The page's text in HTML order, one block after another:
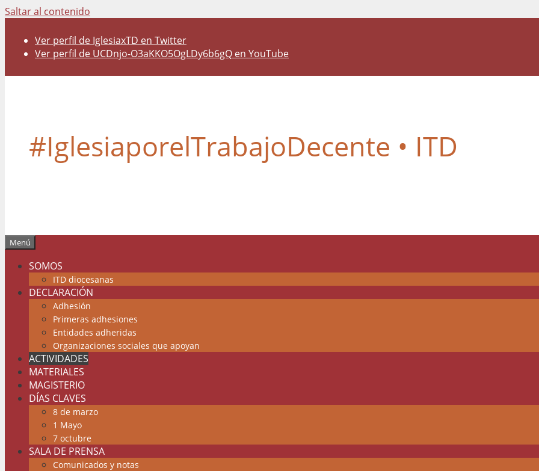
Saltar al contenido
Ver perfil de IglesiaxTD en Twitter
Ver perfil de UCDnjo-O3aKKO5OgLDy6b6gQ en YouTube
#IglesiaporelTrabajoDecente • ITD
Menú
SOMOS
ITD diocesanas
DECLARACIÓN
Adhesión
Primeras adhesiones
Entidades adheridas
Organizaciones sociales que apoyan
ACTIVIDADES
MATERIALES
MAGISTERIO
DÍAS CLAVES
8 de marzo
1 Mayo
7 octubre
SALA DE PRENSA
Comunicados y notas